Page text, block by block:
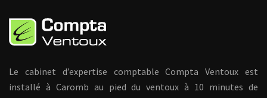
Le cabinet d’expertise comptable Compta Ventoux est
installé à Caromb au pied du ventoux à 10 minutes de